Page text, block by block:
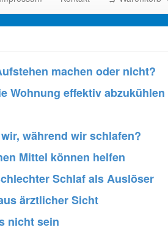
machen oder nicht?
Wohnung effektiv abzukühlen
während wir schlafen?
Mittel können helfen
Schlaf als Auslöser
ärztlicher Sicht
nicht sein